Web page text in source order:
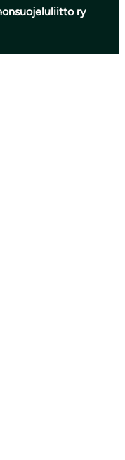
ry